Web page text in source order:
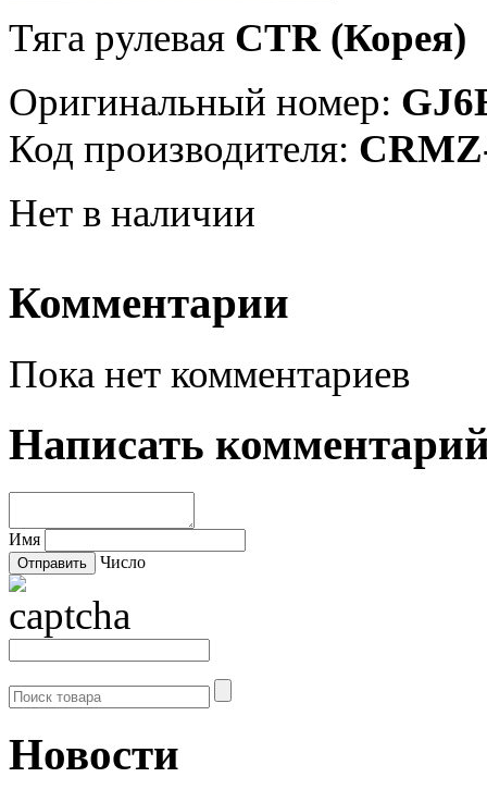
Тяга рулевая CTR (Корея)
Оригинальный номер:
Код производителя:
Нет в наличии
Комментарии
Пока нет комментариев
Написать
Имя
Число
Новости